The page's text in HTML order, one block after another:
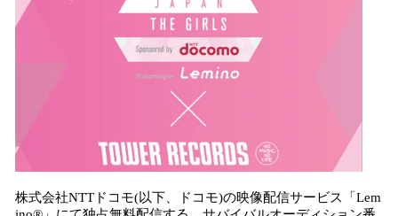
株式会社NTTドコモ(以下、ドコモ)の映像配信サービス「Lem